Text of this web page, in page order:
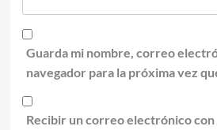
Guarda mi nombre, correo
navegador para la próxima vez
Recibir un correo electrónico con